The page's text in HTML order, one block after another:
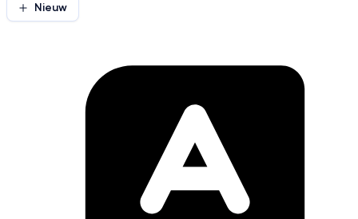
Nieuw